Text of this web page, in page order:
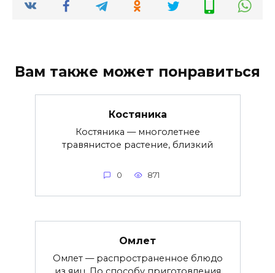
Вам также может понравиться
Костяника
Костяника — многолетнее
травянистое растение, близкий
0 871
Омлет
Омлет — распространенное блюдо